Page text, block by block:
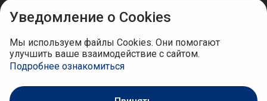
Мы в соцсетях
Уведомление о Cookies
Мы используем файлы Cookies. Они помогают
улучшить ваше взаимодействие с сайтом.
Подробнее ознакомиться